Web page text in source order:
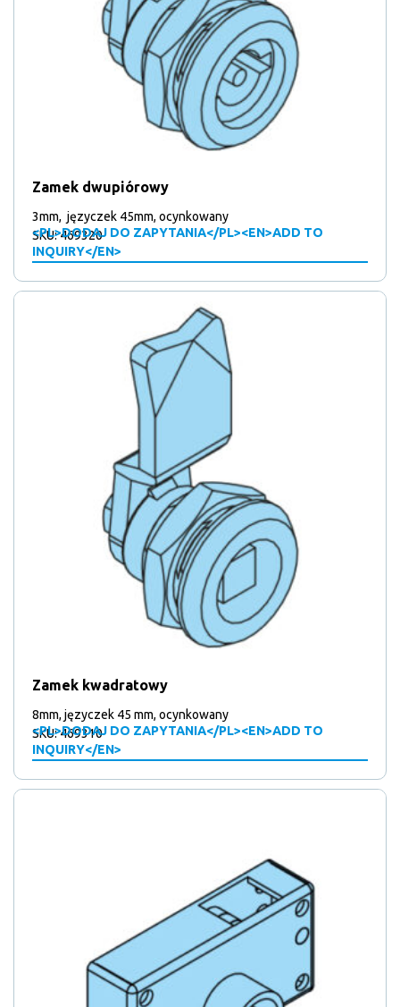
Zamek dwupiórowy
3mm, języczek 45mm, ocynkowany
<PL>DODAJ DO ZAPYTANIA</PL><EN>ADD TO
INQUIRY</EN>
SKU: 469320
Zamek kwadratowy
8mm, języczek 45 mm, ocynkowany
<PL>DODAJ DO ZAPYTANIA</PL><EN>ADD TO
INQUIRY</EN>
SKU: 469310